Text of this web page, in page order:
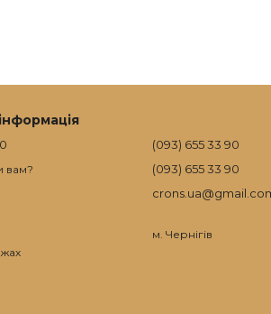
вам?
(093) 655 33 90
(093) 655 33 90
м. Чернігів